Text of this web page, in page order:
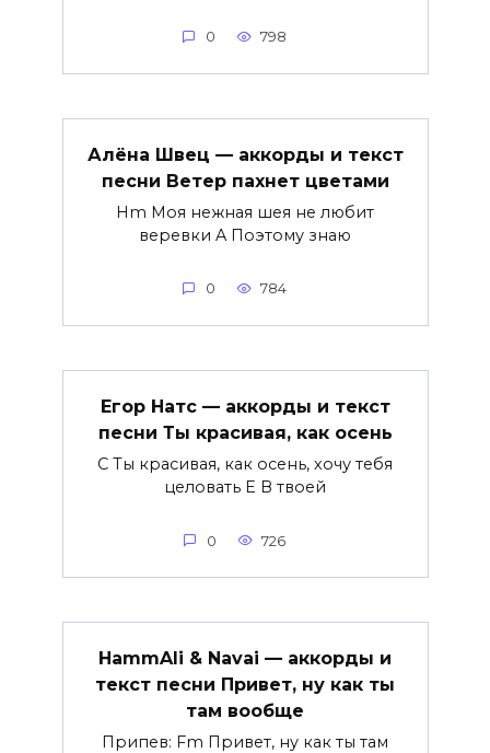
0 798
Алёна Швец — аккорды и текст
песни Ветер пахнет цветами
Hm Моя нежная шея не любит
веревки A Поэтому знаю
0 784
Егор Натс — аккорды и текст
песни Ты красивая, как осень
C Ты красивая, как осень, хочу тебя
целовать E В твоей
0 726
HammAli & Navai — аккорды и
текст песни Привет, ну как ты
там вообще
Припев: Fm Привет, ну как ты там